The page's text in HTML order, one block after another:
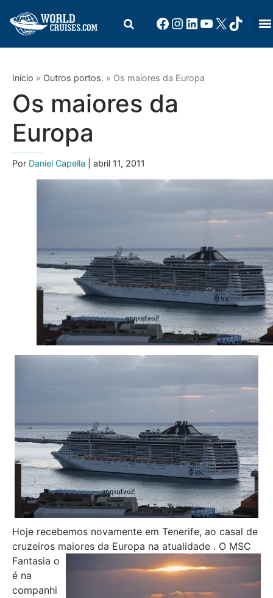
Início » Outros portos. » Os maiores da Europa
Os maiores da
Europa
Por Daniel Capella | abril 11, 2011
Hoje recebemos novamente em Tenerife, ao casal de
cruzeiros maiores da Europa na atualidade . O MSC
Fantasia o
é na
companhi